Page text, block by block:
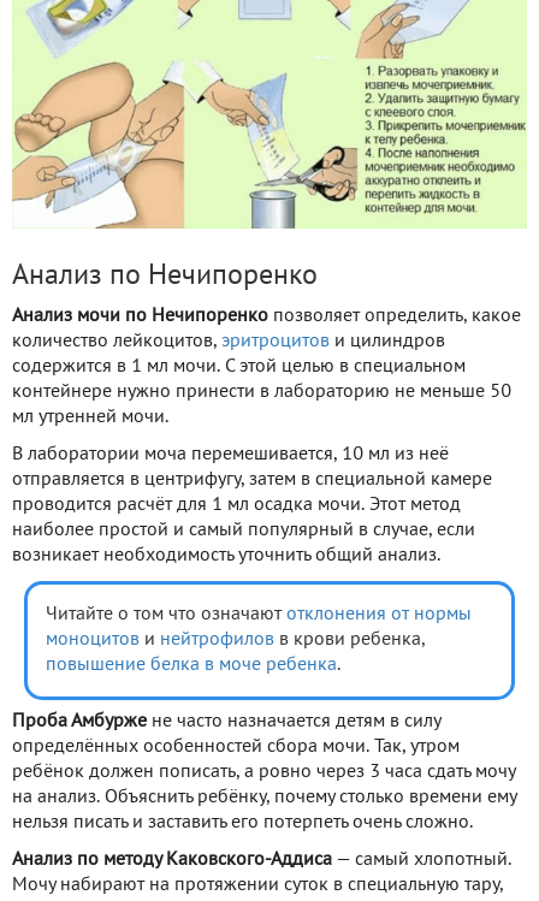
Анализ по Нечипоренко
Анализ мочи по Нечипоренко позволяет определить, какое
количество лейкоцитов, эритроцитов и цилиндров
содержится в 1 мл мочи. С этой целью в специальном
контейнере нужно принести в лабораторию не меньше 50
мл утренней мочи.
В лаборатории моча перемешивается, 10 мл из неё
отправляется в центрифугу, затем в специальной камере
проводится расчёт для 1 мл осадка мочи. Этот метод
наиболее простой и самый популярный в случае, если
возникает необходимость уточнить общий анализ.
Читайте о том что означают отклонения от нормы
моноцитов и нейтрофилов в крови ребенка,
повышение белка в моче ребенка.
Проба Амбурже не часто назначается детям в силу
определённых особенностей сбора мочи. Так, утром
ребёнок должен пописать, а ровно через 3 часа сдать мочу
на анализ. Объяснить ребёнку, почему столько времени ему
нельзя писать и заставить его потерпеть очень сложно.
Анализ по методу Каковского-Аддиса — самый хлопотный.
Мочу набирают на протяжении суток в специальную тару,